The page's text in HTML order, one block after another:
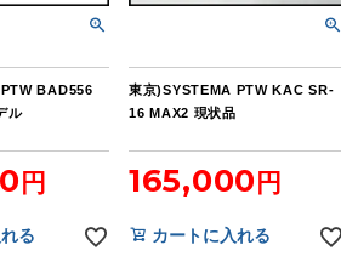
BAD556
ル
る
東京)SYSTEMA PTW KAC SR-
16 MAX2 現状品
165,000
カートに入れる